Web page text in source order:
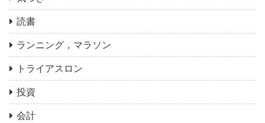
読書
ランニング，マラソン
トライアスロン
投資
会計